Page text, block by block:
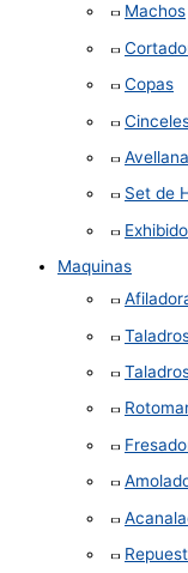
Machos
Copas
Set de
Maquinas